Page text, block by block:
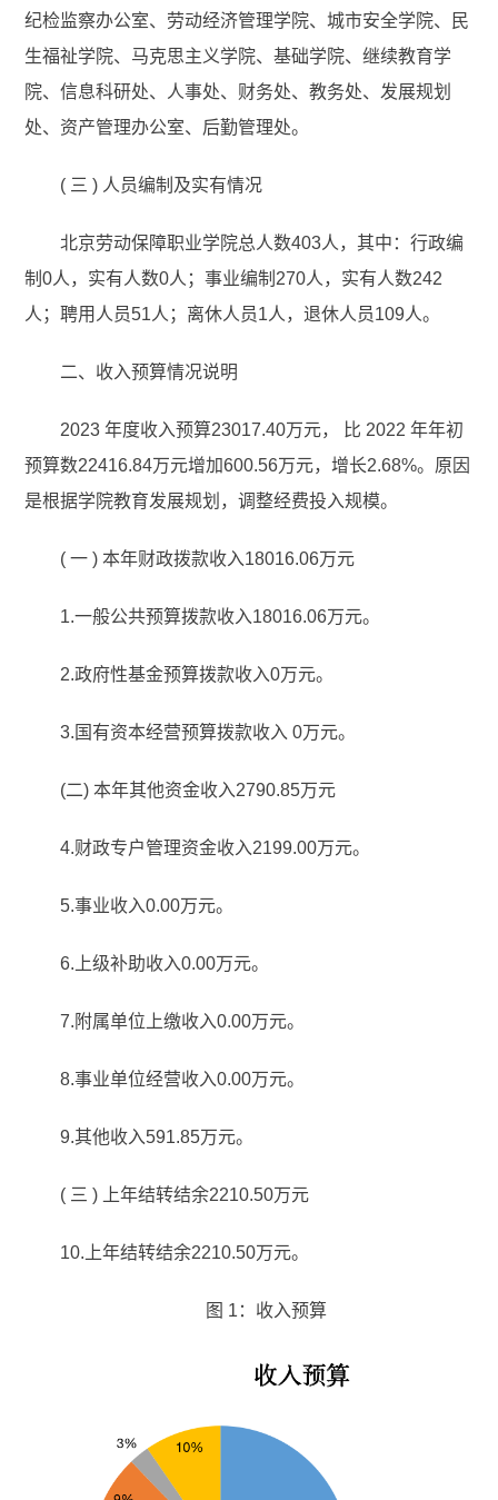
纪检监察办公室、劳动经济管理学院、城市安全学院、民
生福祉学院、马克思主义学院、基础学院、继续教育学
院、信息科研处、人事处、财务处、教务处、发展规划
处、资产管理办公室、后勤管理处。
( 三 ) 人员编制及实有情况
北京劳动保障职业学院总人数403人，其中：行政编
制0人，实有人数0人；事业编制270人，实有人数242
人；聘用人员51人；离休人员1人，退休人员109人。
二、收入预算情况说明
2023 年度收入预算23017.40万元， 比 2022 年年初
预算数22416.84万元增加600.56万元，增长2.68%。原因
是根据学院教育发展规划，调整经费投入规模。
( 一 ) 本年财政拨款收入18016.06万元
1.一般公共预算拨款收入18016.06万元。
2.政府性基金预算拨款收入0万元。
3.国有资本经营预算拨款收入 0万元。
(二) 本年其他资金收入2790.85万元
4.财政专户管理资金收入2199.00万元。
5.事业收入0.00万元。
6.上级补助收入0.00万元。
7.附属单位上缴收入0.00万元。
8.事业单位经营收入0.00万元。
9.其他收入591.85万元。
( 三 ) 上年结转结余2210.50万元
10.上年结转结余2210.50万元。
图 1：收入预算